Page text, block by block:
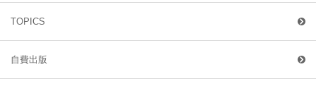
TOPICS
自費出版